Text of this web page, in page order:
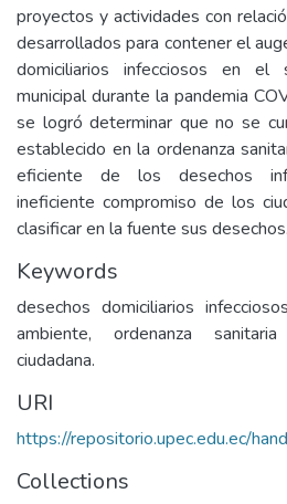
proyectos y actividades con
desarrollados para contener el
domiciliarios infecciosos en el
municipal durante la pandemia
se logró determinar que no se
establecido en la ordenanza
eficiente de los desechos
ineficiente compromiso de los
clasificar en la fuente sus desechos.
Keywords
desechos domiciliarios
ambiente, ordenanza
ciudadana.
URI
https://repositorio.upec.edu.ec/
Collections